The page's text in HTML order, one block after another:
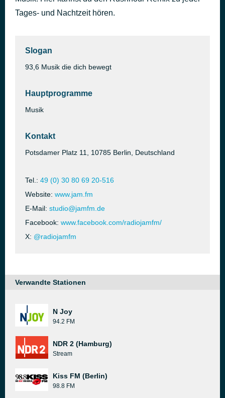
DJ Cooper
2204 DER JAM FM RUSHHOUR REMIX
Tages- und Nachtzeit hören.
Slogan
93,6 Musik die dich bewegt
Hauptprogramme
Musik
Kontakt
Potsdamer Platz 11, 10785 Berlin, Deutschland
Tel.: 49 (0) 30 80 69 20-516
Website: www.jam.fm
E-Mail: studio@jamfm.de
Facebook: www.facebook.com/radiojamfm/
X: @radiojamfm
Verwandte Stationen
N Joy
94.2 FM
NDR 2 (Hamburg)
Stream
Kiss FM (Berlin)
98.8 FM